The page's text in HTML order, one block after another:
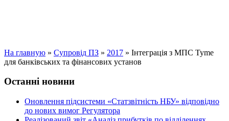
На главную » Супровід ПЗ » 2017 » Інтеграція з МПС Tyme
для банківських та фінансових установ
Останні новини
Оновлення підсистеми «Статзвітність НБУ» відповідно
до нових вимог Регулятора